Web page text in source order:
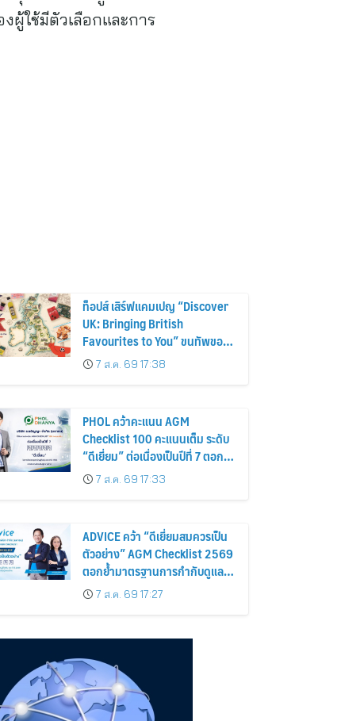
ผู้ใช้มีตัวเลือกและการ
ท็อปส์ เสิร์ฟแคมเปญ “Discover
UK: Bringing British
Favourites to You” ขนทัพของ
อร่อยและไอเท็มฮิตจากสหราช
อาณาจักร ส่งตรงถึงมือตั้งแต่วัน
7 ส.ค. 69 17:38
PHOL คว้าคะแนน AGM
Checklist 100 คะแนนเต็ม ระดับ
“ดีเยี่ยม” ต่อเนื่องเป็นปีที่ 7 ตอกย้ำ
การดำเนินธุรกิจตามหลักธรรมาภิ
บาล โปร่งใส สร้างความเชื่อมั่นผู้
7 ส.ค. 69 17:33
ADVICE คว้า “ดีเยี่ยมสมควรเป็น
ตัวอย่าง” AGM Checklist 2569
ตอกย้ำมาตรฐานการกำกับดูแล
กิจการที่ดี
7 ส.ค. 69 17:27